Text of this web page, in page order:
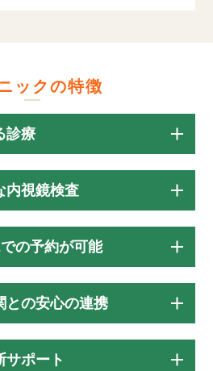
ックの特徴
診療
内視鏡検査
の予約が可能
との安心の連携
サポート